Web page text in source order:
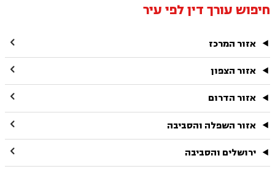
חיפוש עורך דין לפי עיר
אזור המרכז 
אזור הצפון 
אזור הדרום 
אזור השפלה והסביבה 
ירושלים והסביבה 